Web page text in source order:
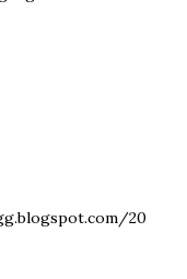
20